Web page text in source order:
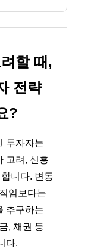
할 때,
전략
?
투자자는
고려, 신흥
니다. 변동
임보다는
추구하는
, 채권 등
다.